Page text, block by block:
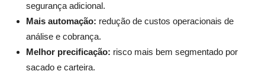
segurança adicional.
Mais automação: redução de custos operacionais de
análise e cobrança.
Melhor precificação: risco mais bem segmentado por
sacado e carteira.